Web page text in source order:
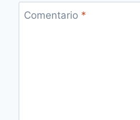
Comentario *